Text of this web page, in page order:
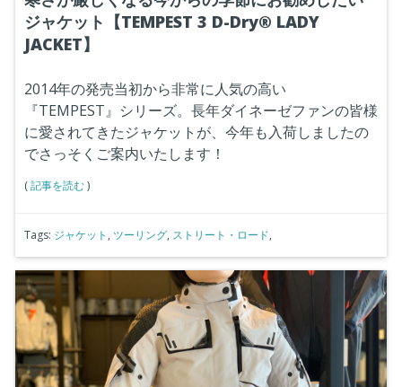
ジャケット【TEMPEST 3 D-Dry® LADY
JACKET】
2014年の発売当初から非常に人気の高い
『TEMPEST』シリーズ。長年ダイネーゼファンの皆様
に愛されてきたジャケットが、今年も入荷しましたの
でさっそくご案内いたします！
(記事を読む)
Tags: ジャケット , ツーリング, ストリート・ロード,